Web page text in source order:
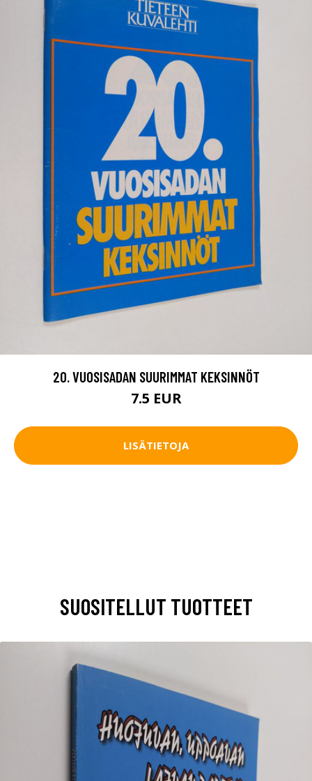
20. VUOSISADAN SUURIMMAT KEKSINNÖT
7.5 EUR
LISÄTIETOJA
SUOSITELLUT TUOTTEET